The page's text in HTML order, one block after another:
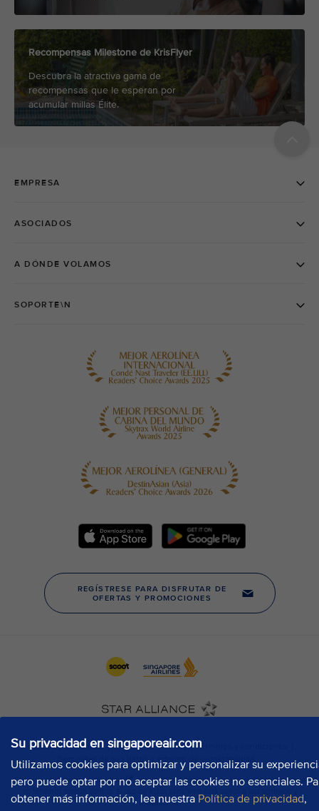
Su privacidad en singaporeair.com
Utilizamos cookies para optimizar y personalizar su
pero puede optar por no aceptar las cookies no esenciales.
obtener más información, lea nuestra Política de privacidad,
Recompensas Milestone de KrisFlyer
Descubra la atractiva gama de
recompensas que le esperan por
acumular millas Élite.